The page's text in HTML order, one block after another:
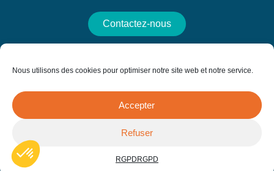
Nous utilisons des cookies pour optimiser notre site web et notre service.
Accepter
Refuser
RGPD RGPD
Contactez-nous
25 Avenue de la Croix du Capitaine, 34070 Montpellier -
contact@villes-et-territoires.fr